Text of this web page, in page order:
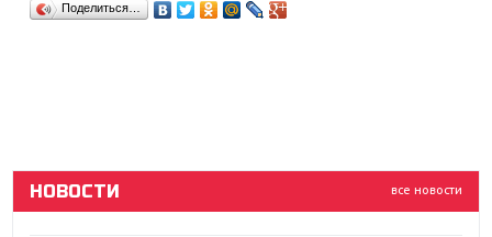
Поделиться…
все новости
НОВОСТИ
Sony
Far Cry 5: хвалить нельзя ругать